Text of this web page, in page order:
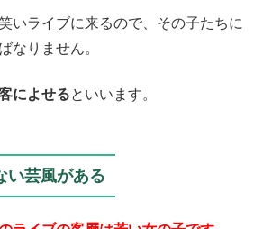
いライブに来るので、その子たちに
なりません。
によせるといいます。
い芸風がある